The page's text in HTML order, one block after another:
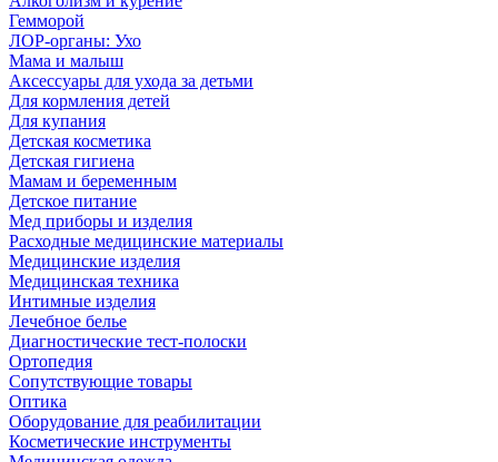
Гемморой
ЛОР-органы: Ухо
Мама и малыш
Аксессуары для ухода за детьми
Для кормления детей
Для купания
Детская косметика
Детская гигиена
Мамам и беременным
Детское питание
Мед приборы и изделия
Расходные медицинские материалы
Медицинские изделия
Медицинская техника
Интимные изделия
Лечебное белье
Диагностические тест-полоски
Ортопедия
Сопутствующие товары
Оптика
Оборудование для реабилитации
Косметические инструменты